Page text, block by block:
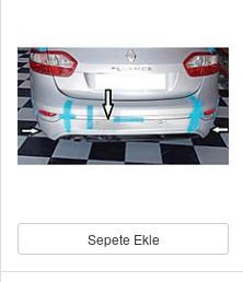
Sepete Ekle